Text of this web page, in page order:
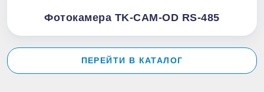
Фотокамера TK-CAM-OD RS-485
ПЕРЕЙТИ В КАТАЛОГ